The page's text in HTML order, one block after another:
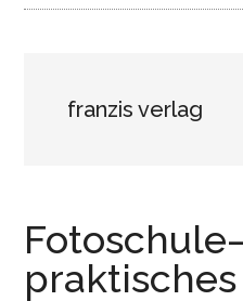
franzis verlag